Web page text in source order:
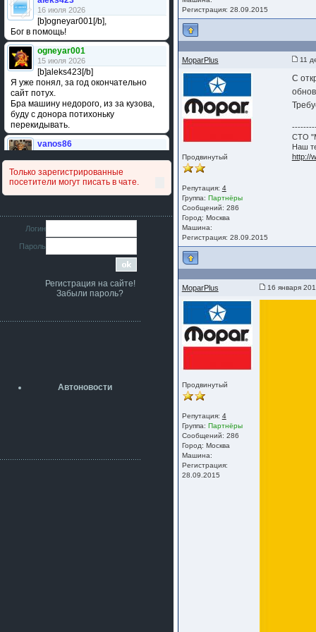
16 июля 2026
[b]ogneyar001[/b],
Бог в помощь!
ogneyar001
15 июля 2026
[b]aleks423[/b]
Я уже понял, за год окончательно
сайт потух.
Бра машину недорого, из за кузова,
буду с донора потихоньку
перекидывать.
vanos86
сравнивал подушку акпп бензиновой и
дизельной машины намера
4578063AG и 4578061AG? По фото
iMrCoffeeBLR4
11 июля 2026
[b]era124[/b],
Ага понял буду знать спасибо
era124
7 июля 2026
разболтовка 5х114.3 спокойно
А здесь уже кладбищенская тишина...
Только зарегистрированные
посетители могут писать в чате.
Логин
Пароль
Регистрация на сайте!
Забыли пароль?
Автоновости
Регистрация: 28.09.2015
MoparPlus 11
Продвинутый
Репутация: 4
Группа: Партнёры
Сообщений: 286
Город: Москва
Машина:
Регистрация: 28.09.2015
С
СТО
Наш
http://
MoparPlus 16 января
Продвинутый
Репутация: 4
Группа: Партнёры
Сообщений: 286
Город: Москва
Машина:
Регистрация:
28.09.2015